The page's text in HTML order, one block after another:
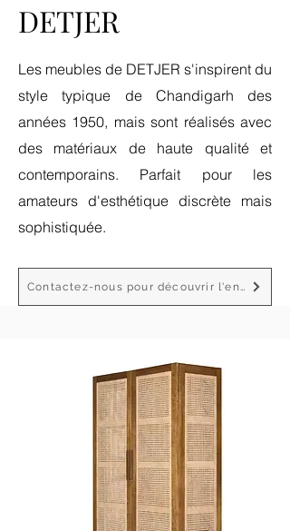
DETJER
Les meubles de DETJER s'inspirent du
style typique de Chandigarh des
années 1950, mais sont réalisés avec
des matériaux de haute qualité et
contemporains. Parfait pour les
amateurs d'esthétique discrète mais
sophistiquée.
Contactez-nous pour découvrir l'ensemble des produits